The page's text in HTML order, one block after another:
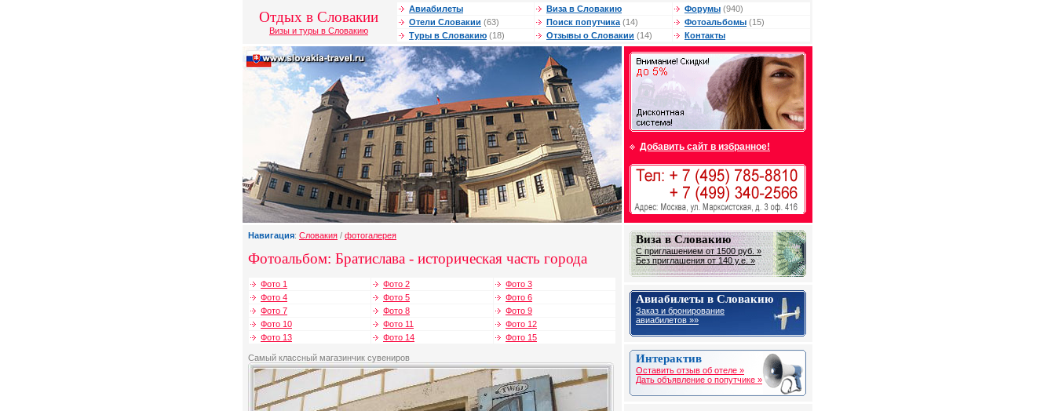
Отдых в Словакии
Визы и туры в Словакию
Авиабилеты Виза в Словакию Форумы (940)
Отели Словакии (63) Поиск попутчика (14) Фотоальбомы (15)
Туры в Словакию (18) Отзывы о Словакии (14) Контакты
Добавить сайт в избранное!
Навигация: Словакия / фотогалерея
Фотоальбом: Братислава - историческая часть города
Фото 1 Фото 2
Фото 3
Фото 4
Фото 5
Фото 6
Фото 7
Фото 8
Фото 9
Фото 10
Фото 11
Фото 12
Фото 13
Фото 14 Фото 15
Самый классный магазинчик сувениров
Виза в Словакию
С приглашением от 1500 руб. »
Без приглашения от 140 у.е. »
Авиабилеты в Словакию
Заказ и бронирование
авиабилетов »»
Интерактив
Оставить отзыв об отеле »
Дать объявление о попутчике »